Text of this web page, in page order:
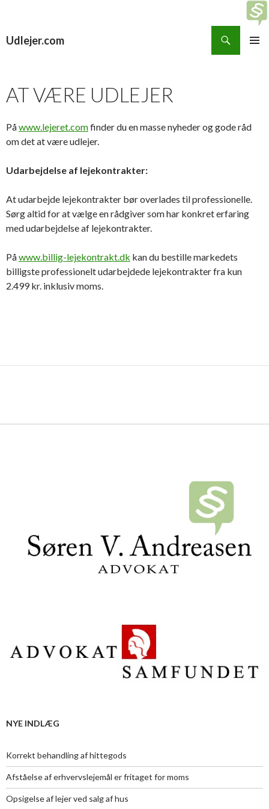
Udlejer.com
AT VÆRE UDLEJER
Påwww.lejeret.comfinder du en masse nyheder og gode råd
om det at være udlejer.
Udarbejdelse af lejekontrakter:
At udarbejde lejekontrakter bør overlades til professionelle.
Sørg altid for at vælge en rådgiver som har konkret erfaring
med udarbejdelse af lejekontrakter.
Påwww.billig-lejekontrakt.dk kan du bestille markedets
billigste professionelt udarbejdede lejekontrakter fra kun
2.499 kr. inklusiv moms.
NYE INDLÆG
Korrekt behandling af hittegods
Afståelse af erhvervslejemål er fritaget for moms
Opsigelse af lejer ved salg af hus